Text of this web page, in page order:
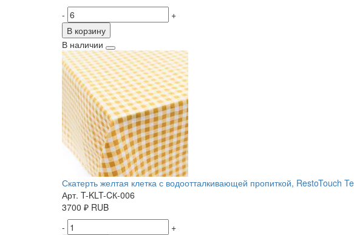
-
+
В корзину
В наличии
Скатерть желтая клетка с водоотталкивающей пропиткой, RestoTouch
Арт. T-KLT-CК-006
3700 ₽ RUB
-
+